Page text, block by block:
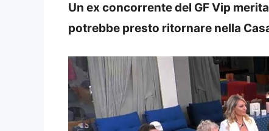
Un ex concorrente del GF Vip
potrebbe presto ritornare nella